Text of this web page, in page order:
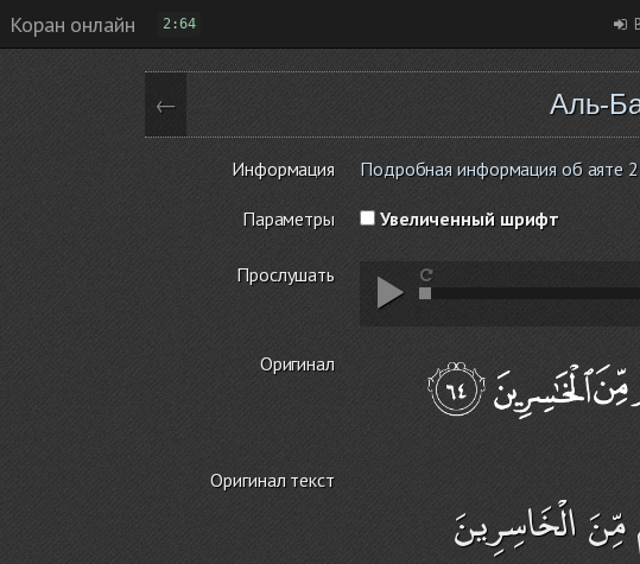
Коран онлайн 2:64
← Аль-
Информация Подробная информация об аяте
Параметры Увеличенный шрифт
Прослушать
Оригинал
Оригинал текст
الْخَاسِرِينَ